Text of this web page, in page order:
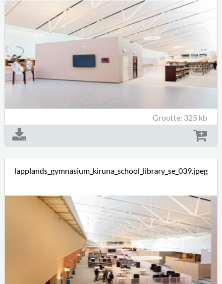
Grootte: 325 kb
lapplands_gymnasium_kiruna_school_library_se_039.jpeg